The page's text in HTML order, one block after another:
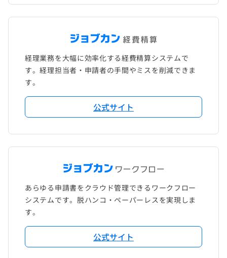
経理業務を大幅に効率化する経費精算システムで
す。経理担当者・申請者の手間やミスを削減できま
す。
公式サイト
あらゆる申請書をクラウド管理できるワークフロー
システムです。脱ハンコ・ペーパーレスを実現しま
す。
公式サイト